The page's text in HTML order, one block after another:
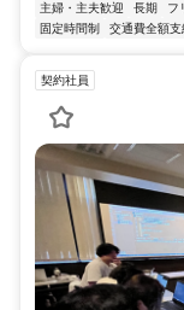
主婦・主夫歓迎 長期 フ
固定時間制
交通費全額支
契約社員